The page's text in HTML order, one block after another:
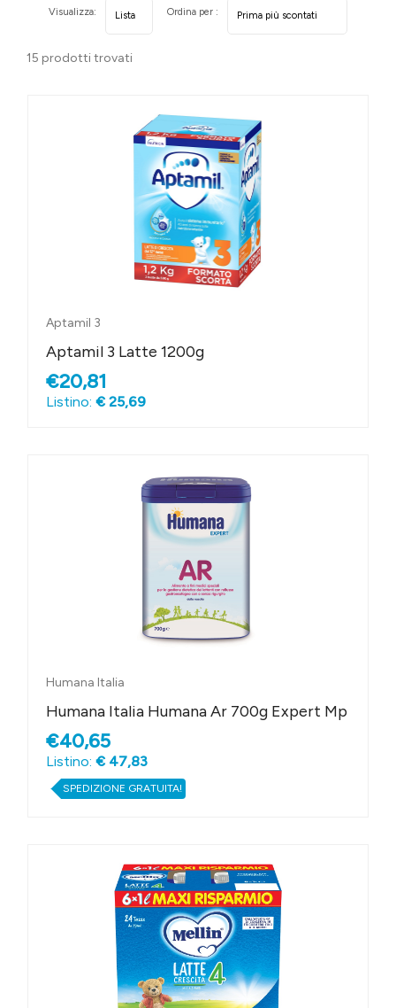
15 prodotti trovati
Visualizza: Ordina per :
Aptamil 3
Aptamil 3 Latte 1200g
€20,81
Listino: € 25,69
Humana Italia
Humana Italia Humana Ar 700g Expert Mp
€40,65
Listino: € 47,83
SPEDIZIONE GRATUITA!